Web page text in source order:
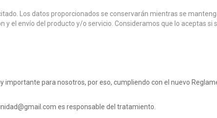
Los datos proporcionados se conservarán mientras se
el envío del producto y/o servicio. Consideramos que lo aceptas si
importante para nosotros, por eso, cumpliendo con el nuevo
es responsable del tratamiento.